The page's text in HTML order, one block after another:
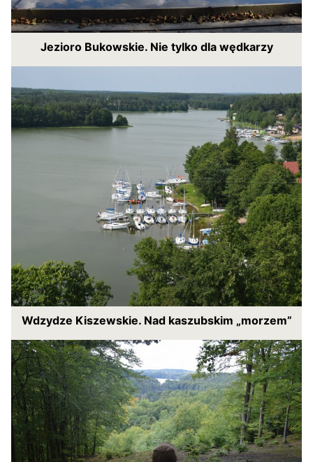
Jezioro Bukowskie. Nie tylko dla wędkarzy
Wdzydze Kiszewskie. Nad kaszubskim „morzem”